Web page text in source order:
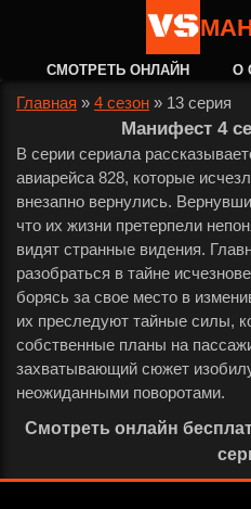
СМОТРЕТЬ ОНЛАЙН О
Главная » 4 сезон » 13 серия
Манифест 4
В серии сериала
авиарейса 828, которые
внезапно вернулись.
что их жизни претерпели
видят странные видения.
разобраться в тайне
борясь за свое место в
их преследуют тайные силы,
собственные планы на
захватывающий сюжет
неожиданными поворотами.
Смотреть онлайн